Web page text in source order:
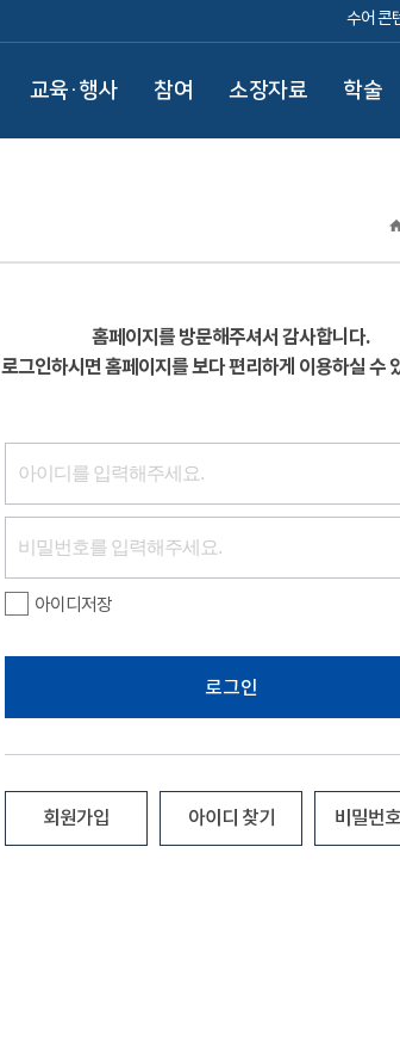
수어 콘
교육·행사 참여 소장자료 학술
홈페이지를 방문해주셔서 감사합니다.
로그인하시면 홈페이지를 보다 편리하게 이용하실 수
아이디저장
로그인
회원가입 아이디 찾기 비밀번